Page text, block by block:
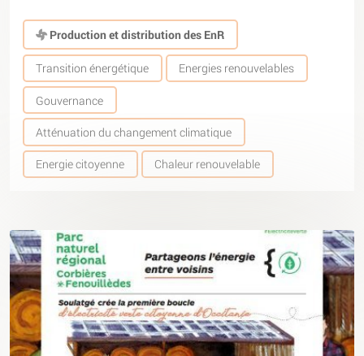
Production et distribution des EnR
Transition énergétique Energies renouvelables
Gouvernance
Atténuation du changement climatique
Energie citoyenne Chaleur renouvelable